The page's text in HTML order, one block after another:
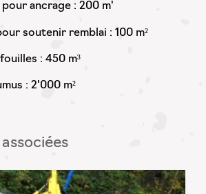
ancrage : 200 m'
soutenir remblai : 100 m²
: 450 m³
: 2'000 m²